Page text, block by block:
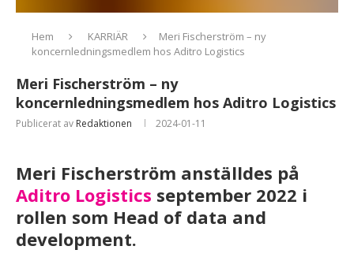
Hem KARRIÄR
Meri Fischerström – ny
koncernledningsmedlem hos Aditro Logistics
Meri Fischerström – ny
koncernledningsmedlem hos Aditro Logistics
Publicerat av Redaktionen 2024-01-11
Meri Fischerström anställdes på
Aditro Logistics september 2022 i
rollen som Head of data and
development.